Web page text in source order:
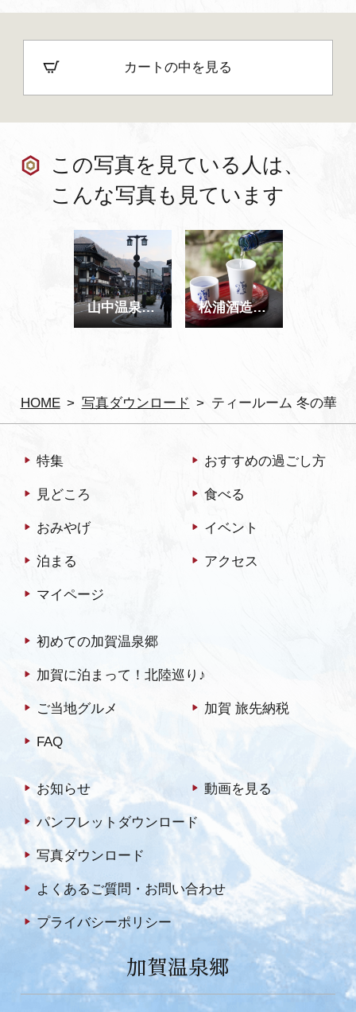
HOME 写真ダウンロード ティールーム 冬の華
カートの中を見る
この写真を見ている人は、
こんな写真も見ています
山中温泉 ゆげ街道 松浦酒造 獅子の里 日本酒 呑み比べ
特集 おすすめの過ごし方
見どころ 食べる
おみやげ イベント
泊まる アクセス
マイページ
初めての加賀温泉郷
加賀に泊まって！北陸巡り♪
ご当地グルメ 加賀 旅先納税
FAQ
お知らせ 動画を見る
パンフレットダウンロード
写真ダウンロード
よくあるご質問・お問い合わせ
プライバシーポリシー
加賀温泉郷